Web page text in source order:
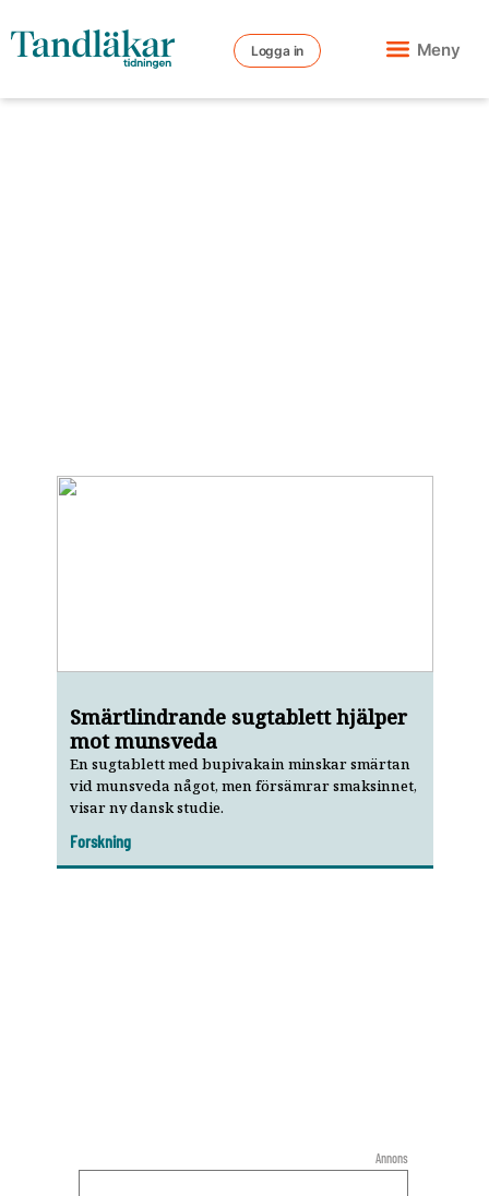
Logga in Meny
Smärtlindrande sugtablett hjälper
mot munsveda
En sugtablett med bupivakain minskar smärtan
vid munsveda något, men försämrar smaksinnet,
visar ny dansk studie.
Forskning
Annons